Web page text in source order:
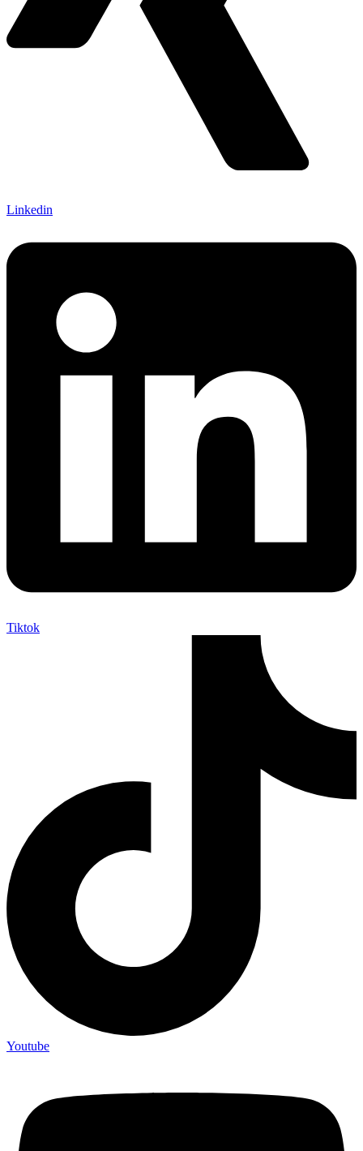
Linkedin
Tiktok
Youtube